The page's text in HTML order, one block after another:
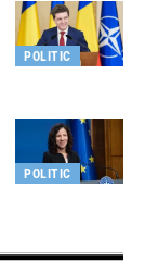
POLITIC
POLITIC